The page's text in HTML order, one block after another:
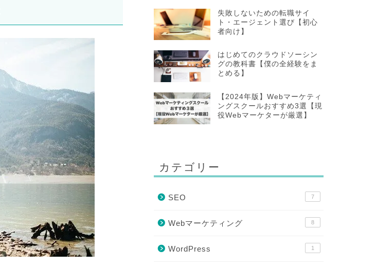
失敗しないための転職サイ
ト・エージェント選び【初心
者向け】
はじめてのクラウドソーシン
グの教科書【僕の全経験をま
とめる】
【2024年版】Webマーケティ
ングスクールおすすめ3選【現
役Webマーケターが厳選】
カテゴリー
SEO 7
Webマーケティング 8
WordPress 1